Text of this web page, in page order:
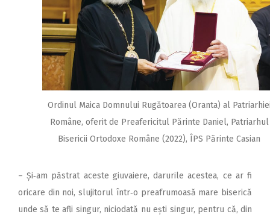
Ordinul Maica Domnului Rugătoarea (Oranta) al
Române, oferit de Preafericitul Părinte Daniel, Patriarhul
Bisericii Ortodoxe Române (2022), ÎPS Părinte Casian
– Și‑am păstrat aceste giuvaiere, darurile acestea, ce ar fi
oricare din noi, slujitorul într‑o preafrumoasă mare biserică
unde să te afli singur, niciodată nu ești singur, pentru că, din